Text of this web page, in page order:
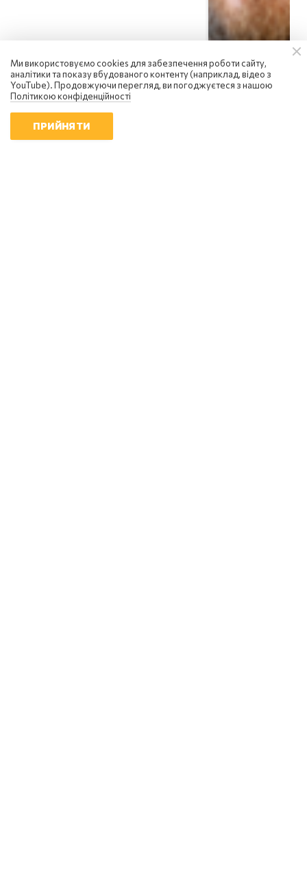
Ми використовуємо cookies для забезпечення роботи сайту,
аналітики та показу вбудованого контенту (наприклад, відео з
YouTube). Продовжуючи перегляд, ви погоджуєтеся з нашою
Політикою конфіденційності
ПРИЙНЯТИ